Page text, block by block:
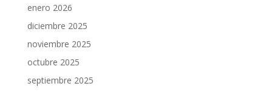
enero 2026
diciembre 2025
noviembre 2025
octubre 2025
septiembre 2025